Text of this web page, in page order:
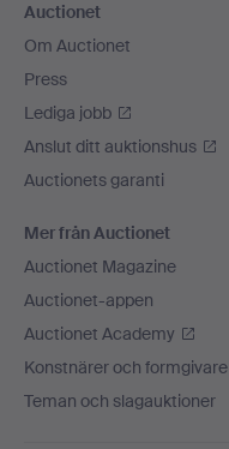
Auctionet
Om Auctionet
Press
Lediga jobb
Anslut ditt auktionshus
Auctionets garanti
Mer från Auctionet
Auctionet Magazine
Auctionet-appen
Auctionet Academy
Konstnärer och formgivare
Teman och slagauktioner